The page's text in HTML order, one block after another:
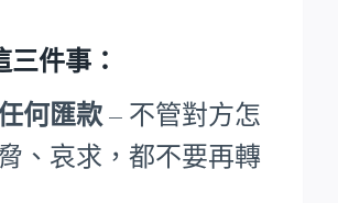
三件事：
何匯款 – 不管對方怎
、哀求，都不要再轉